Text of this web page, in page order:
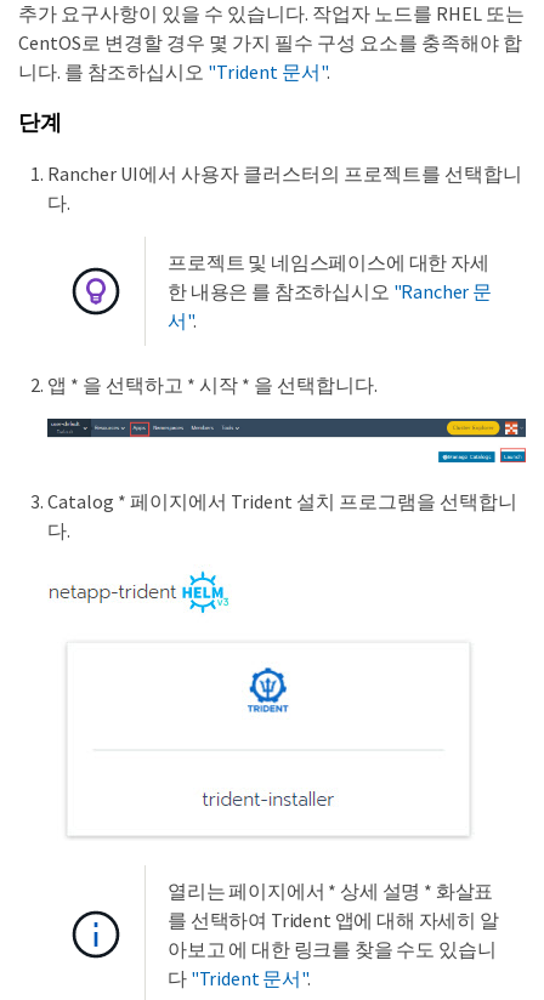
추가 요구사항이 있을 수 있습니다. 작업자 노드를 RHEL 또는
CentOS로 변경할 경우 몇 가지 필수 구성 요소를 충족해야 합
니다. 를 참조하십시오 "Trident 문서".
단계
Rancher UI에서 사용자 클러스터의 프로젝트를 선택합니
다.
프로젝트 및 네임스페이스에 대한 자세
한 내용은 를 참조하십시오 "Rancher 문
서".
앱 * 을 선택하고 * 시작 * 을 선택합니다.
Catalog * 페이지에서 Trident 설치 프로그램을 선택합니
다.
열리는 페이지에서 * 상세 설명 * 화살표
를 선택하여 Trident 앱에 대해 자세히 알
아보고 에 대한 링크를 찾을 수도 있습니
다 "Trident 문서".